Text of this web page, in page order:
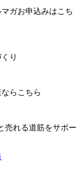
ガお申込みはこち
り
らこちら
売れる道筋をサポー